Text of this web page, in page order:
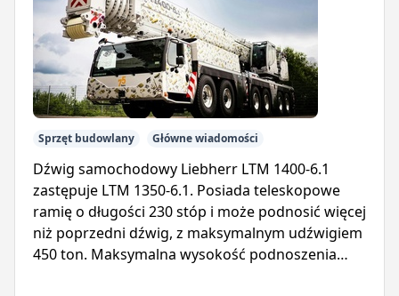
Sprzęt budowlany Główne wiadomości
Dźwig samochodowy Liebherr LTM 1400-6.1
zastępuje LTM 1350-6.1. Posiada teleskopowe
ramię o długości 230 stóp i może podnosić więcej
niż poprzedni dźwig, z maksymalnym udźwigiem
450 ton. Maksymalna wysokość podnoszenia